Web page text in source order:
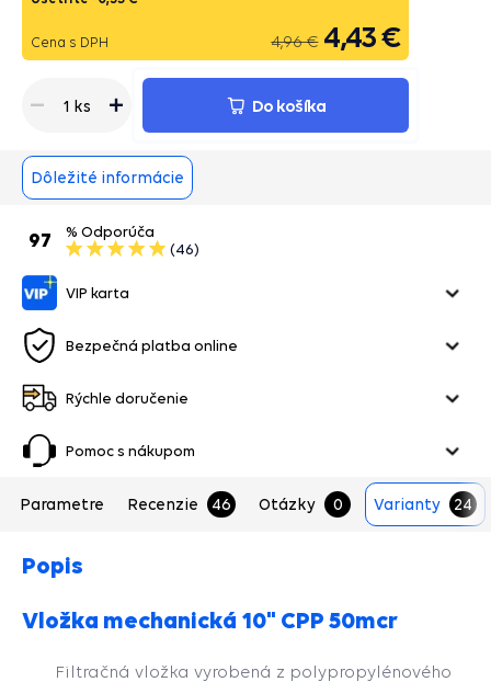
Cena s DPH 4,96 € 4,43 €
1 ks Do košíka
Dôležité informácie
% Odporúča
(46)
97
VIP karta
Bezpečná platba online
Rýchle doručenie
Pomoc s nákupom
Parametre Recenzie 46 Otázky 0 Varianty 24
Popis
Vložka mechanická 10" CPP 50mcr
Filtračná vložka vyrobená z polypropylénového